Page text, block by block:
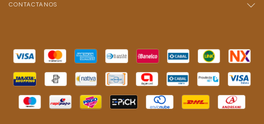
CONTACTANOS